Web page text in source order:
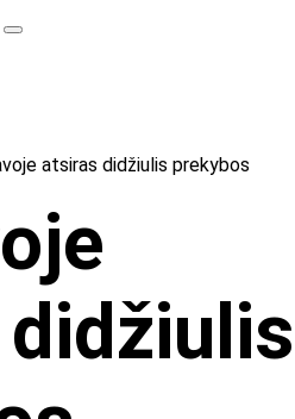
atsiras didžiulis prekybos